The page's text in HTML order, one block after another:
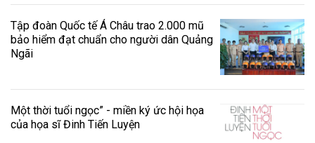
Tập đoàn Quốc tế Á Châu trao 2.000 mũ
bảo hiểm đạt chuẩn cho người dân Quảng
Ngãi
Một thời tuổi ngọc” - miền ký ức hội họa
của họa sĩ Đinh Tiến Luyện